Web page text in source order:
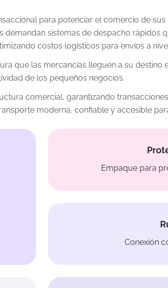
para potenciar el comercio de
demandan sistemas de despacho rápidos
costos logísticos para envíos a
que las mercancías lleguen a su destino
de los pequeños negocios.
comercial, garantizando
moderna, confiable y accesible
Empaque para
Conexión